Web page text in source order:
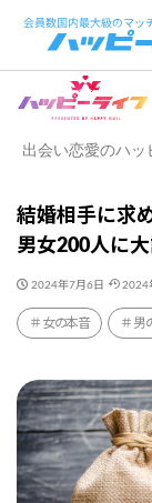
出会い恋愛のハッ
結婚相手に求
男女200人に大
2024年7月6日 2024
女の本音 男